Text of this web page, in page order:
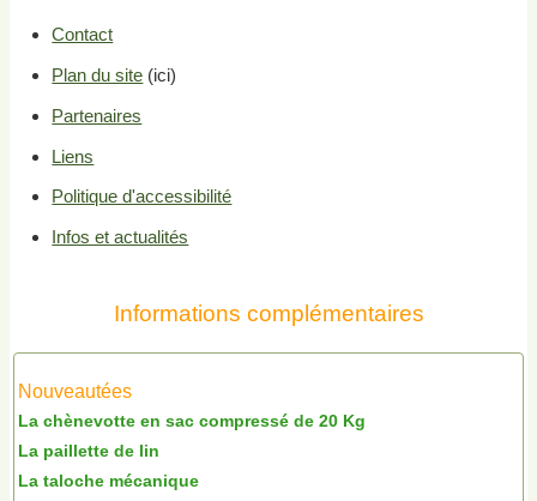
Contact
Plan du site (ici)
Partenaires
Liens
Politique d'accessibilité
Infos et actualités
Informations complémentaires
Nouveautées
La chènevotte en sac compressé de 20 Kg
La paillette de lin
La taloche mécanique